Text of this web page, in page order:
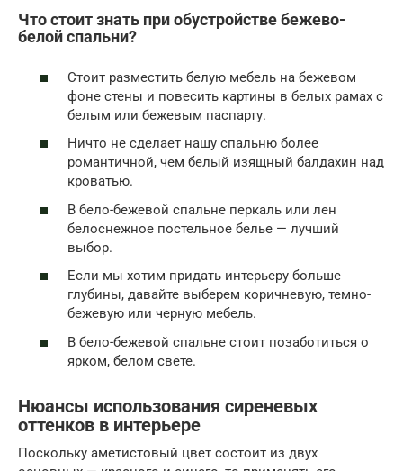
Что стоит знать при обустройстве бежево-
белой спальни?
Стоит разместить белую мебель на бежевом
фоне стены и повесить картины в белых рамах с
белым или бежевым паспарту.
Ничто не сделает нашу спальню более
романтичной, чем белый изящный балдахин над
кроватью.
В бело-бежевой спальне перкаль или лен
белоснежное постельное белье — лучший
выбор.
Если мы хотим придать интерьеру больше
глубины, давайте выберем коричневую, темно-
бежевую или черную мебель.
В бело-бежевой спальне стоит позаботиться о
ярком, белом свете.
Нюансы использования сиреневых
оттенков в интерьере
Поскольку аметистовый цвет состоит из двух